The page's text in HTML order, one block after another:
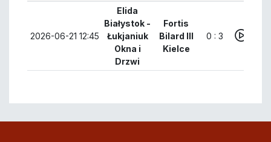
2026-06-21 12:45
Elida
Białystok -
Łukjaniuk
Okna i
Drzwi
Fortis
Bilard III
Kielce
0 : 3